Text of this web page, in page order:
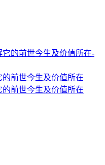
前世今生及价值所在
前世今生及价值所在